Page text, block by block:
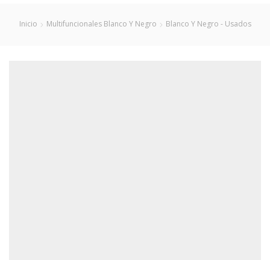
Inicio Multifuncionales Blanco Y Negro Blanco Y Negro - Usados